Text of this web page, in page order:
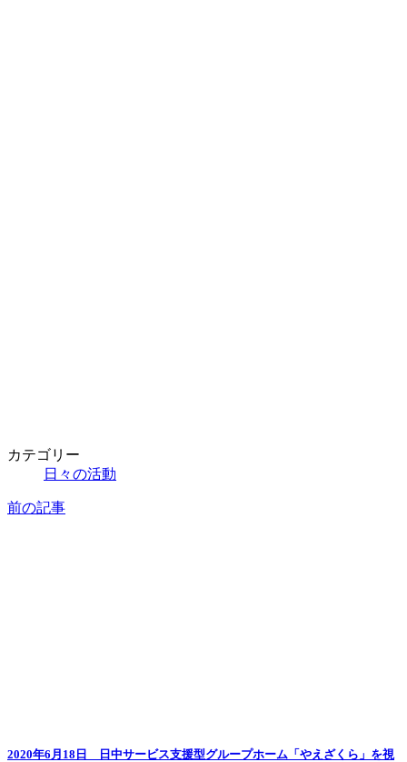
カテゴリー
日々の活動
前の記事
2020年6月18日 日中サービス支援型グループホーム「やえざくら」を視